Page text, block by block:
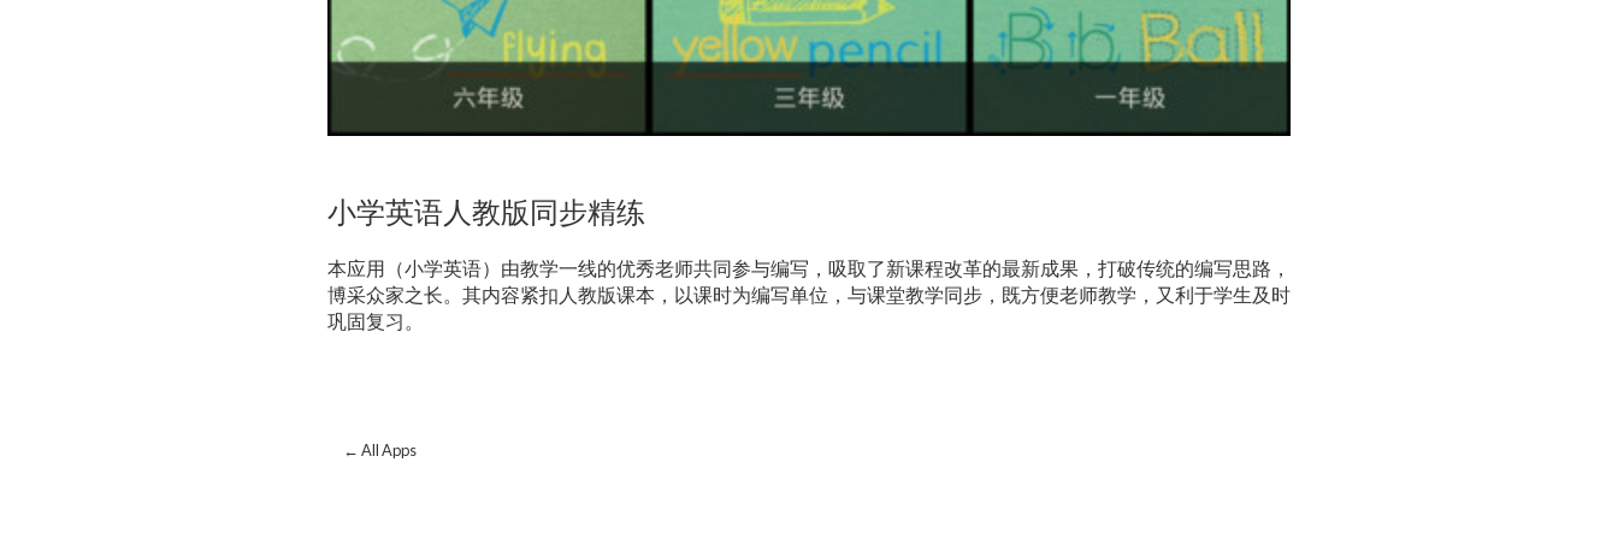
小学英语人教版同步精练
本应用（小学英语）由教学一线的优秀老师共同参与编写，吸取了新课程改革的最新成果，打破传统的编写思路，
博采众家之长。其内容紧扣人教版课本，以课时为编写单位，与课堂教学同步，既方便老师教学，又利于学生及时
巩固复习。
← All Apps